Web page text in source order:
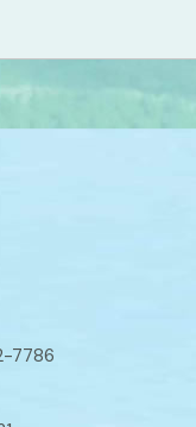
7786